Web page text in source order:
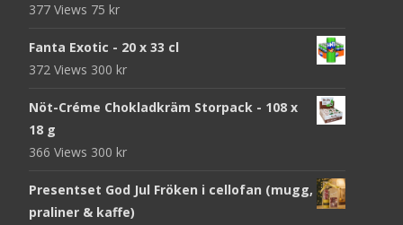
377 Views 75 kr
Fanta Exotic - 20 x 33 cl
372 Views 300 kr
Nöt-Créme Chokladkräm Storpack - 108 x
18 g
366 Views 300 kr
Presentset God Jul Fröken i cellofan (mugg,
praliner & kaffe)